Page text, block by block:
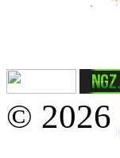
© 2026